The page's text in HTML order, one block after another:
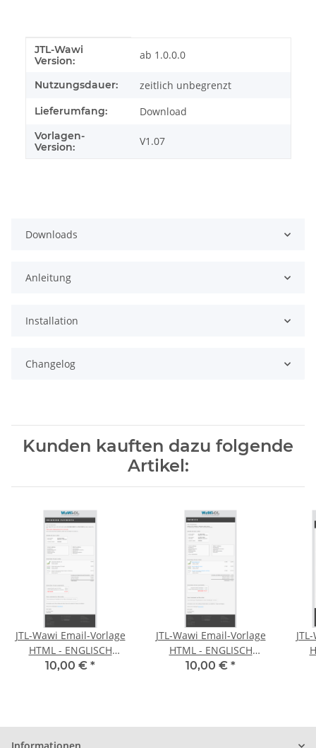
Produkteigenschaft
Wert
JTL-Wawi
Version:
ab 1.0.0.0
Nutzungsdauer: zeitlich unbegrenzt
Lieferumfang: Download
Vorlagen-
Version:
V1.07
Downloads
Anleitung
Installation
Changelog
Kunden kauften dazu folgende
Artikel:
JTL-Wawi Email-Vorlage
HTML - ENGLISCH
(Design 01)
10,00 € *
JTL-Wawi Email-Vorlage
HTML - ENGLISCH
(Design 01) Rechnung
10,00 € *